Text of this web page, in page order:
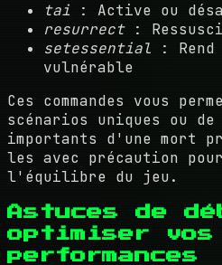
tai : Active ou
resurrect:
setessential : Rend
vulnérable
Ces commandes vous
scénarios uniques ou de
importants d'une mort
les avec précaution
l'équilibre du jeu.
Astuces de
optimiser vos
performances